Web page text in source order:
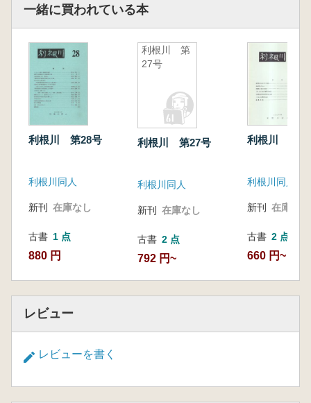
一緒に買われている本
利根川 第28号
利根川同人
新刊 在庫なし
古書 1 点
880 円
利根川 第
27号
利根川 第27号
利根川同人
新刊 在庫なし
古書 2 点
792 円~
利根川 第8
利根川同人会
新刊 在庫なし
古書 2 点
660 円~
レビュー
レビューを書く